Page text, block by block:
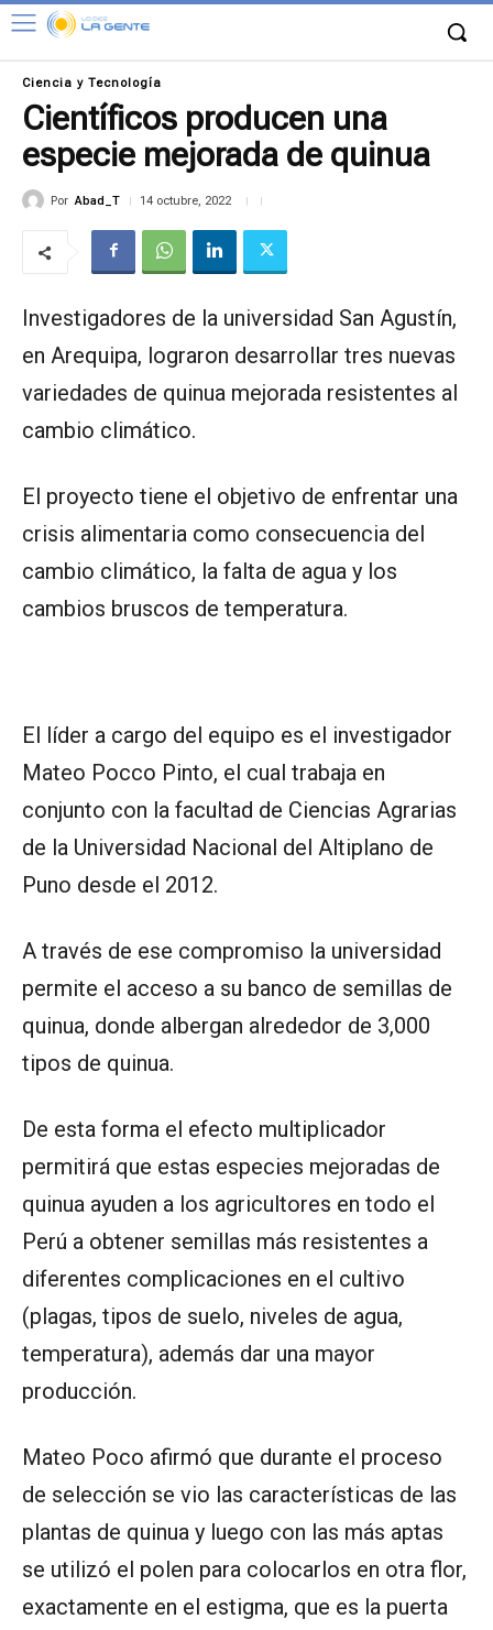
Ciencia y Tecnología
Científicos producen una
especie mejorada de quinua
Por Abad_T 14 octubre, 2022
Investigadores de la universidad San Agustín,
en Arequipa, lograron desarrollar tres nuevas
variedades de quinua mejorada resistentes al
cambio climático.
El proyecto tiene el objetivo de enfrentar una
crisis alimentaria como consecuencia del
cambio climático, la falta de agua y los
cambios bruscos de temperatura.
El líder a cargo del equipo es el investigador
Mateo Pocco Pinto, el cual trabaja en
conjunto con la facultad de Ciencias Agrarias
de la Universidad Nacional del Altiplano de
Puno desde el 2012.
A través de ese compromiso la universidad
permite el acceso a su banco de semillas de
quinua, donde albergan alrededor de 3,000
tipos de quinua.
De esta forma el efecto multiplicador
permitirá que estas especies mejoradas de
quinua ayuden a los agricultores en todo el
Perú a obtener semillas más resistentes a
diferentes complicaciones en el cultivo
(plagas, tipos de suelo, niveles de agua,
temperatura), además dar una mayor
producción.
Mateo Poco afirmó que durante el proceso
de selección se vio las características de las
plantas de quinua y luego con las más aptas
se utilizó el polen para colocarlos en otra flor,
exactamente en el estigma, que es la puerta